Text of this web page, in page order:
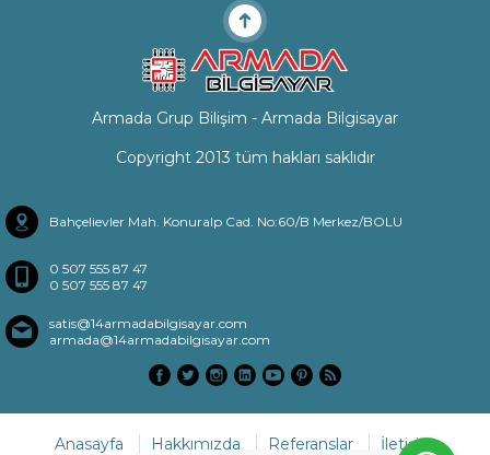
Armada Grup Bilişim - Armada Bilgisayar
Copyright 2013 tüm hakları saklıdır
Bahçelievler Mah. Konuralp Cad. No:60/B Merkez/BOLU
0 507 555 87 47
0 507 555 87 47
satis@14armadabilgisayar.com
armada@14armadabilgisayar.com
Anasayfa Hakkımızda Referanslar İletişim